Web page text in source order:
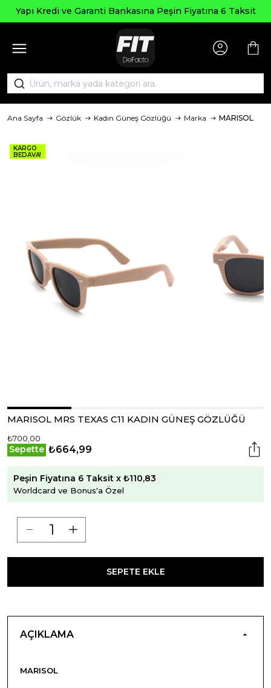
Yapı Kredi ve Garanti Bankasına Peşin Fiyatına 6 Taksit
Ana Sayfa Gözlük Kadın Güneş Gözlüğü Marka MARISOL
KARGO
BEDAVA!
MARISOL MRS TEXAS C11 KADIN GÜNEŞ GÖZLÜĞÜ
₺700,00
Sepette ₺664,99
Peşin Fiyatına 6 Taksit x ₺110,83
Worldcard ve Bonus'a Özel
SEPETE EKLE
AÇIKLAMA
MARISOL